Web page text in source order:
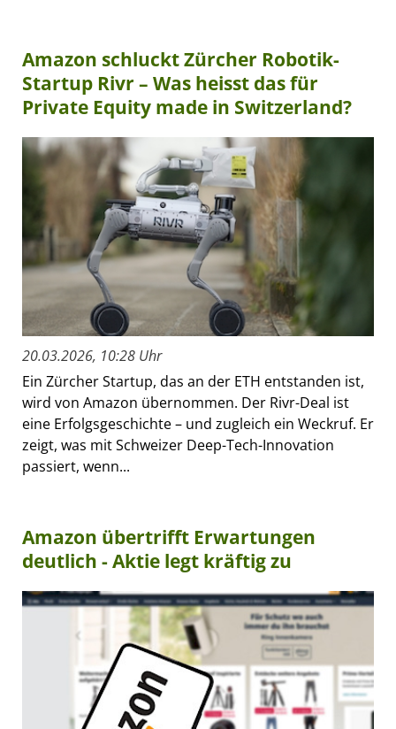
Amazon schluckt Zürcher Robotik-
Startup Rivr – Was heisst das für
Private Equity made in Switzerland?
20.03.2026, 10:28 Uhr
Ein Zürcher Startup, das an der ETH entstanden ist,
wird von Amazon übernommen. Der Rivr-Deal ist
eine Erfolgsgeschichte – und zugleich ein Weckruf. Er
zeigt, was mit Schweizer Deep-Tech-Innovation
passiert, wenn...
Amazon übertrifft Erwartungen
deutlich - Aktie legt kräftig zu